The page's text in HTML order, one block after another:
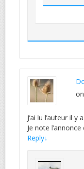
on
J’ai lu l’auteur il
Je note l’annonce
Reply↓